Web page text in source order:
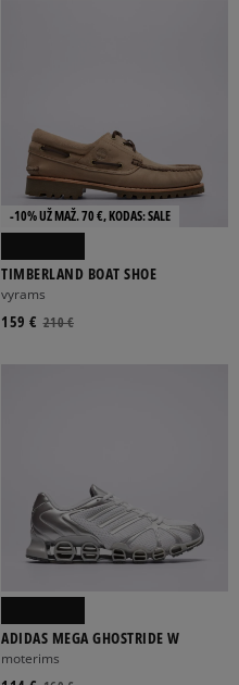
-10% UŽ MAŽ. 70 €, KODAS: SALE
TIMBERLAND BOAT SHOE
vyrams
210 €
159 €
ADIDAS MEGA GHOSTRIDE W
moterims